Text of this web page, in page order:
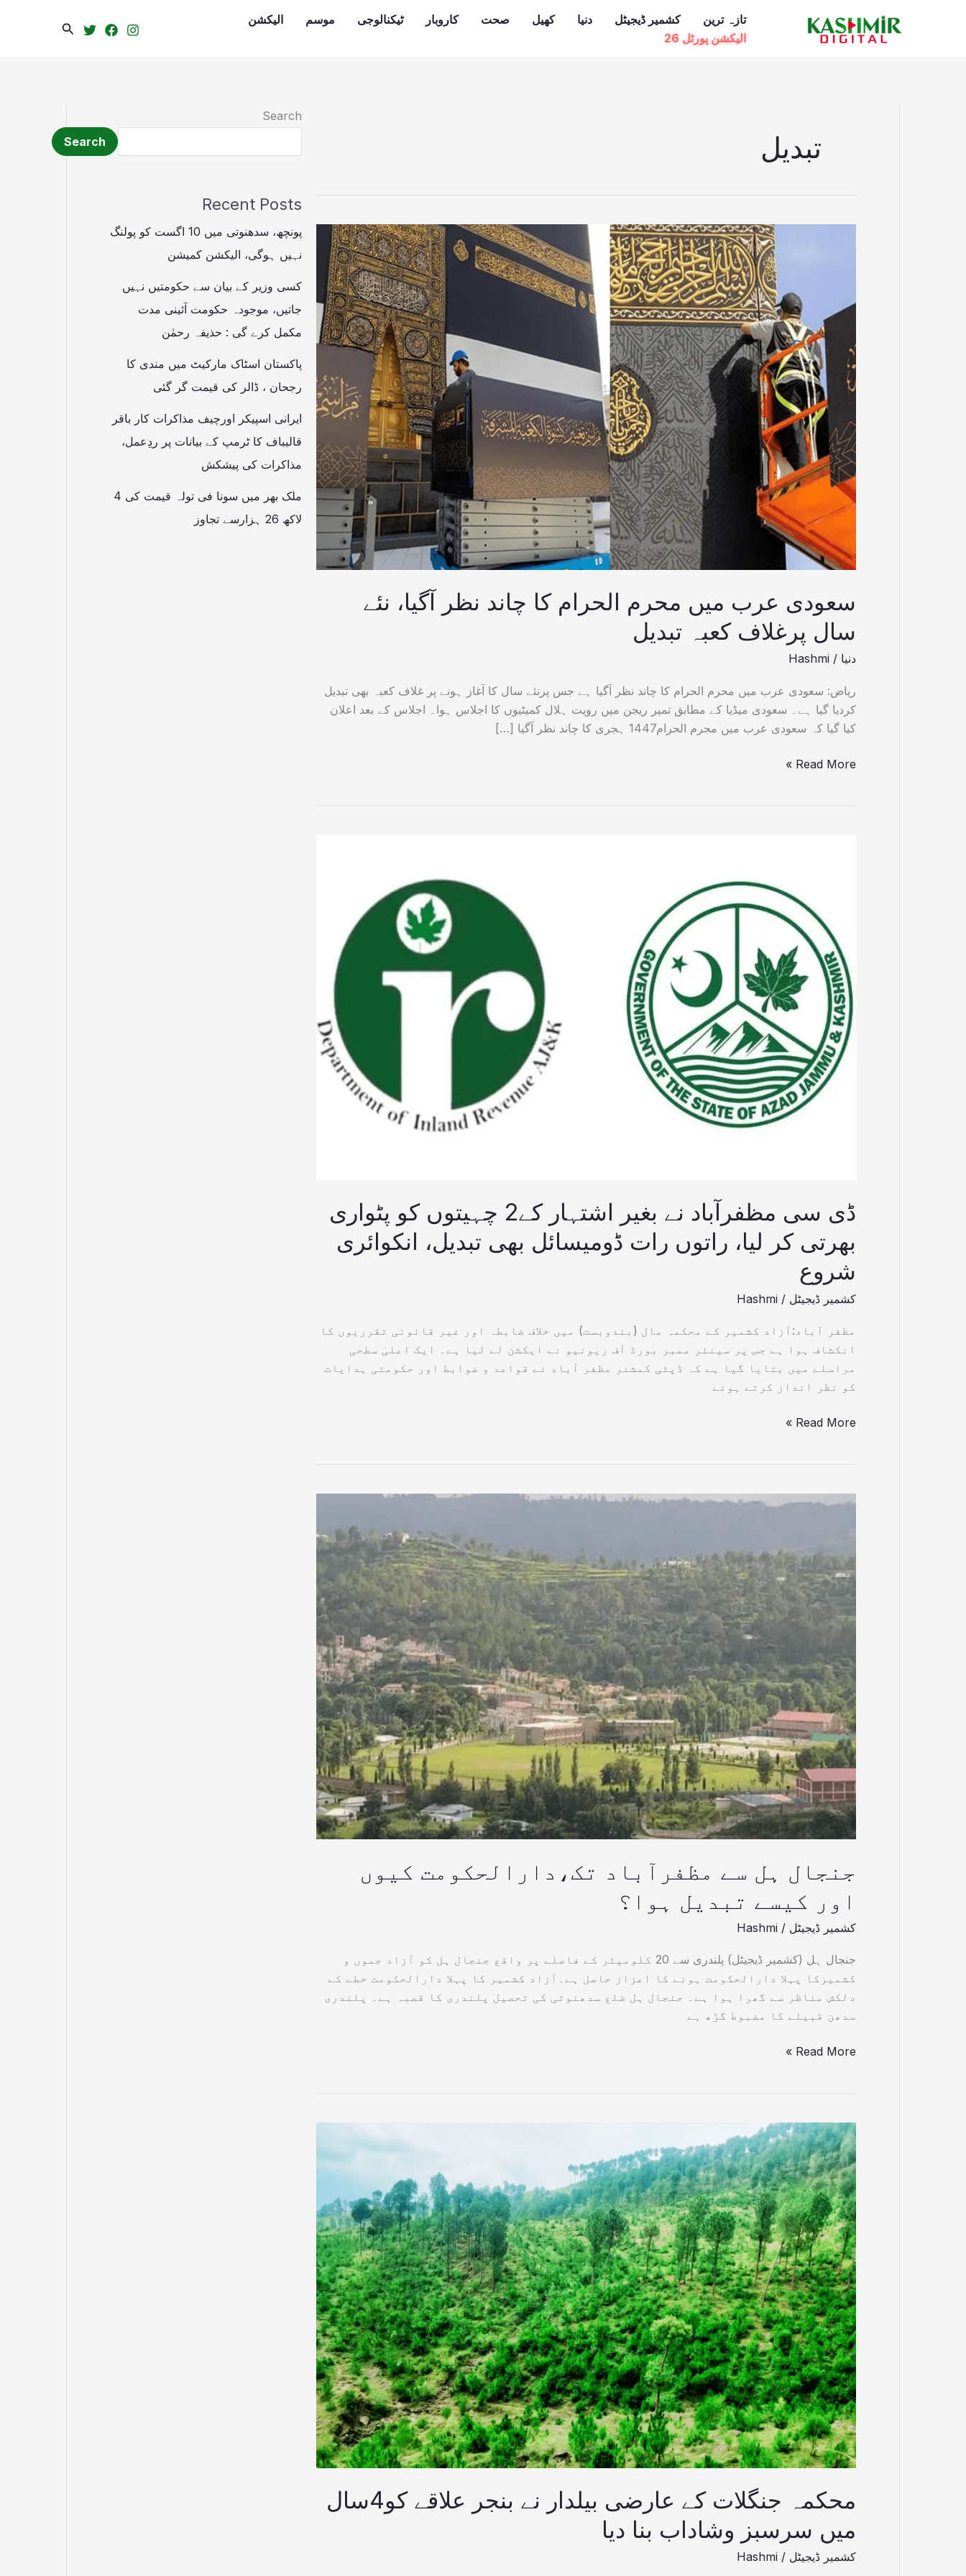
تازہ ترین کشمیر ڈیجیٹل دنیا کھیل صحت کاروبار ٹیکنالوجی موسم
الیکشن
الیکشن پورٹل 26
Search
تبدیل
سعودی عرب میں محرم الحرام کا چاند نظر آگیا، نئے
سال پرغلاف کعبہ تبدیل
دنیا /
Hashmi
ریاض: سعودی عرب میں محرم الحرام کا چاند نظر آگیا ہے جس پرنئے سال کا آغاز ہونے پر غلاف کعبہ بھی تبدیل
کردیا گیا ہے۔ سعودی میڈیا کے مطابق تمیر ریجن میں رویت ہلال کمیٹیوں کا اجلاس ہوا۔ اجلاس کے بعد اعلان
کیا گیا کہ سعودی عرب میں محرم الحرام1447 ہجری کا چاند نظر آگیا […]
الحرام
چاند
نظر
آگیا،
سال
پرغلاف
کعبہ
تبدیل
Read More »
ڈی سی مظفرآباد نے بغیر اشتہار کے2 چہیتوں کو پٹواری
بھرتی کر لیا، راتوں رات ڈومیسائل بھی تبدیل، انکوائری
شروع
کشمیر ڈیجیٹل /
Hashmi
مظفر آباد:آزاد کشمیر کے محکمہ مال (بندوبست) میں خلاف ضابطہ اور غیر قانونی تقرریوں کا
انکشاف ہوا ہے جس پر سینئر ممبر بورڈ آف ریونیو نے ایکشن لے لیا ہے۔ ایک اعلیٰ سطحی
مراسلے میں بتایا گیا ہے کہ ڈپٹی کمشنر مظفر آباد نے قواعد و ضوابط اور حکومتی ہدایات
کو نظر انداز کرتے ہوئے
اشتہار
کے2
چہیتوں
کو
پٹواری
بھرتی
کر
Read More »
جنجال ہل سے مظفرآباد تک،دارالحکومت کیوں
اور کیسے تبدیل ہوا؟
کشمیر ڈیجیٹل /
Hashmi
جنجال ہل (کشمیر ڈیجیٹل) پلندری سے 20 کلومیٹر کے فاصلے پر واقع جنجال ہل کو آزاد جموں و
کشمیرکا پہلا دارالحکومت ہونے کا اعزاز حاصل ہے۔آزاد کشمیر کا پہلا دارالحکومت خطے کے
دلکش مناظر سے گھرا ہوا ہے۔ جنجال ہل ضلع سدھنوتی کی تحصیل پلندری کا قصبہ ہے۔ پلندری
سدھن قبیلے کا مضبوط گڑھ ہے
جنجال
مظفرآباد
تک،دارالحکومت
کیوں
اور
کیسے
تبدیل
ہوا؟
Read More »
محکمہ جنگلات کے عارضی بیلدار نے بنجر علاقے کو4سال
میں سرسبز وشاداب بنا دیا
کشمیر ڈیجیٹل /
Hashmi
محکمہ
جنگلات
کے
عارضی
بیلدار
نے
بنجر
علاقے
کو4سال
میں
سرسبز
وشاداب بنا
دیا
Search
Search
Recent Posts
پونچھ، سدھنوتی میں 10 اگست کو پولنگ
نہیں ہوگی، الیکشن کمیشن
کسی وزیر کے بیان سے حکومتیں نہیں
جاتیں، موجودہ حکومت آئینی مدت
مکمل کرے گی : حذیفہ رحمٰن
پاکستان اسٹاک مارکیٹ میں مندی کا
رجحان ، ڈالر کی قیمت گر گئی
ایرانی اسپیکر اورچیف مذاکرات کار باقر
قالیباف کا ٹرمپ کے بیانات پر ردِعمل،
مذاکرات کی پیشکش
ملک بھر میں سونا فی تولہ قیمت کی 4
لاکھ 26 ہزارسے تجاوز